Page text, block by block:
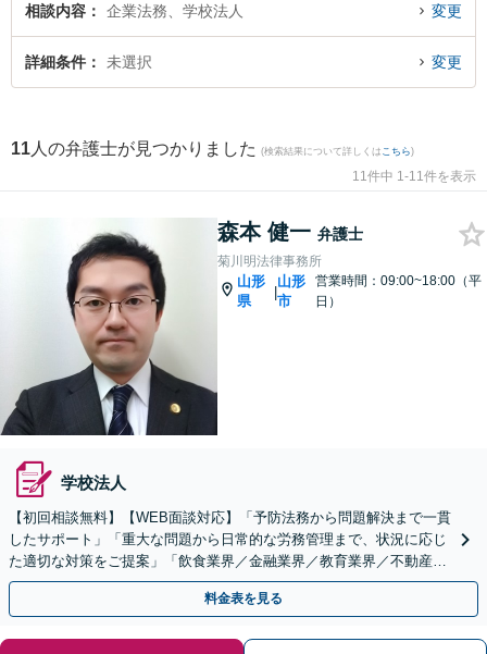
に発生した学校法人のトラブルを今すぐに弁護士に相談したい』『学校法人の
トラブル解決の実績豊富な近くの弁護士を検索したい』『初回相談無料で学校
法人を法律相談できる山形県内の弁護士に相談予約したい』などでお困りの相
相談内容 企業法務、学校法人 変更
詳細条件 未選択 変更
11 人の弁護士が見つかりました (検索結果について詳しくは こちら)
11件中 1-11件を表示
森本 健一 弁護士
菊川明法律事務所
山形
県
|
山形
市
営業時間：09:00~18:00（平
日）
学校法人
【初回相談無料】【WEB面談対応】「予防法務から問題解決まで一貫
したサポート」「重大な問題から日常的な労務管理まで、状況に応じ
た適切な対策をご提案」「飲食業界／金融業界／教育業界／不動産・
建設業界／メーカー・製造業など」【休日・夜間相談可】
料金表を見る